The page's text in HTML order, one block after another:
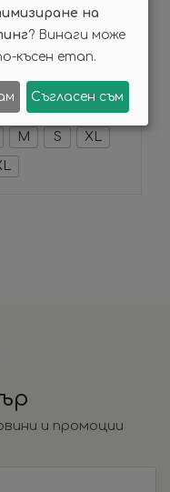
€ (27,38 лв.)
M S XL
и промоции
на
? Винаги може
късен етап.
Съгласен съм